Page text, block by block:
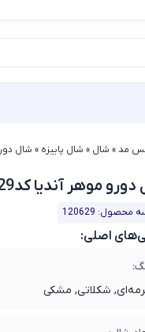
مد» شال » شال پاییزه » شال دورو
موهر آندیا کد120629
محصول: 120629
اصلی:
شکلاتی, مشکی